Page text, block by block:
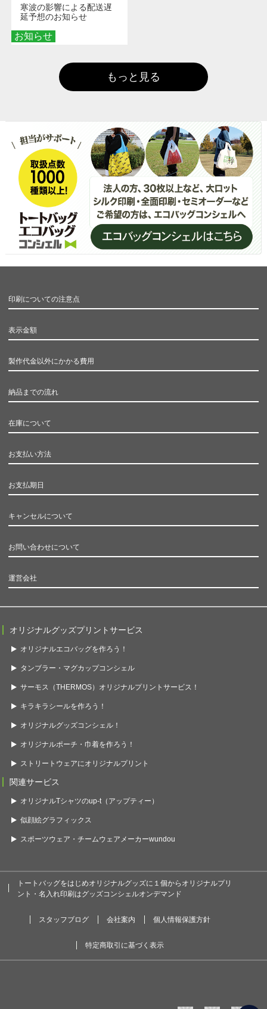
お知らせ
寒波の影響による配送遅
延予想のお知らせ
もっと見る
印刷についての注意点
表示金額
製作代金以外にかかる費用
納品までの流れ
在庫について
お支払い方法
お支払期日
キャンセルについて
お問い合わせについて
運営会社
オリジナルグッズプリントサービス
オリジナルエコバッグを作ろう！
タンブラー・マグカップコンシェル
サーモス（THERMOS）オリジナルプリントサービス！
キラキラシールを作ろう！
オリジナルグッズコンシェル！
オリジナルポーチ・巾着を作ろう！
ストリートウェアにオリジナルプリント
関連サービス
オリジナルTシャツのup-t（アップティー）
似顔絵グラフィックス
スポーツウェア・チームウェアメーカーwundou
トートバッグをはじめオリジナルグッズに１個からオリジナルプリ
ント・名入れ印刷はグッズコンシェルオンデマンド
スタッフブログ 会社案内 個人情報保護方針
特定商取引に基づく表示